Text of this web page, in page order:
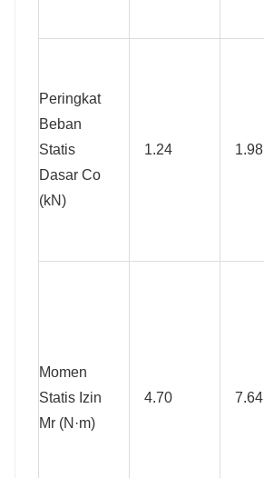
Peringkat
Beban
Statis
Dasar Co
(kN)
1.24 1.98
Momen
Statis Izin
Mr (N·m)
4.70 7.64